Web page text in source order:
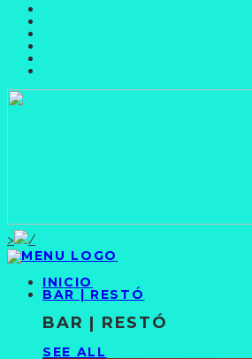
>
INICIO
BAR | RESTÓ
BAR | RESTÓ
SEE ALL